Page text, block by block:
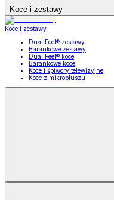
Koce i zestawy
Koce i zestawy
Dual Feel® zestawy
Barankowe zestawy
Dual Feel® koce
Barankowe koce
Koce i śpiwory telewizyjne
Koce z mikropluszu